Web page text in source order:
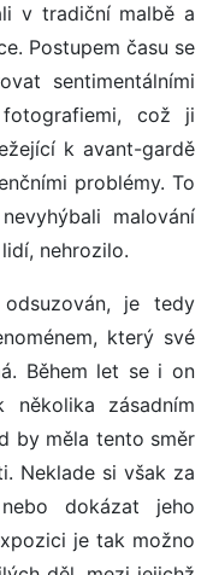
v tradiční malbě a
Postupem času se
sentimentálními
což ji
k avant-gardě
problémy. To
malování
nehrozilo.
je tedy
který své
Během let se i on
zásadním
by měla tento směr
Neklade si však za
dokázat jeho
je tak možno